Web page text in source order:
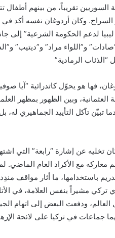
وكان أردوغان نفسه أكد
ليبيا لدعم الحكومة الشرعية”
و”اللواء مراد” و”ديتيب”
“الذئاب الرمادية”
فها هو يحوّل كاتدرائية “آيا
وبين الظهور بمظهر
تبيّن تآكل التأييد الجماهيري
تخليه عن إشارة “رابعة” التي
مع الأكراد العام الماضي.
باستخدامها، ما أثار مواقف
ودفعت البعض إلى اتهام
جماعات في تركيا على لائحة